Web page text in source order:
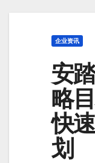
企业资讯
安
略
快
划